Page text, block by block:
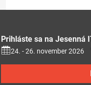
Prihláste sa na Jesenná
24. - 26. november 2026